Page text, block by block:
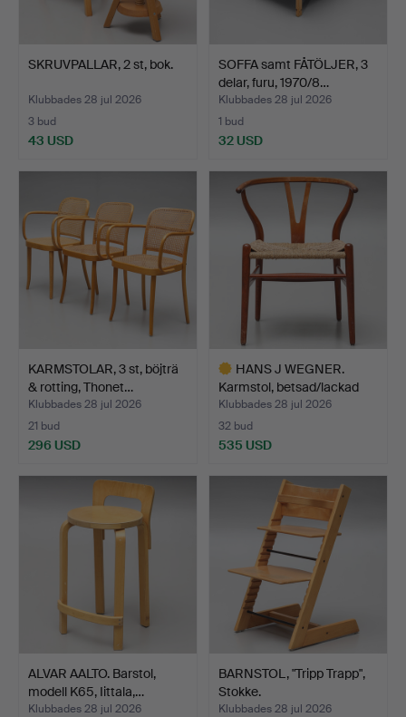
SKRUVPALLAR, 2 st, bok.
Klubbades 28 jul 2026
3 bud
43 USD
SOFFA samt FÅTÖLJER, 3
delar, furu, 1970/8…
Klubbades 28 jul 2026
1 bud
32 USD
KARMSTOLAR, 3 st, böjträ
& rotting, Thonet…
Klubbades 28 jul 2026
21 bud
296 USD
HANS J WEGNER.
Karmstol, betsad/lackad
bok…
Klubbades 28 jul 2026
32 bud
535 USD
ALVAR AALTO. Barstol,
modell K65, Iittala,…
Klubbades 28 jul 2026
BARNSTOL, "Tripp Trapp",
Stokke.
Klubbades 28 jul 2026